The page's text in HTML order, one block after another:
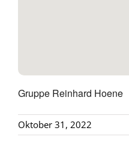
Gruppe Reinhard Hoene
Oktober 31, 2022